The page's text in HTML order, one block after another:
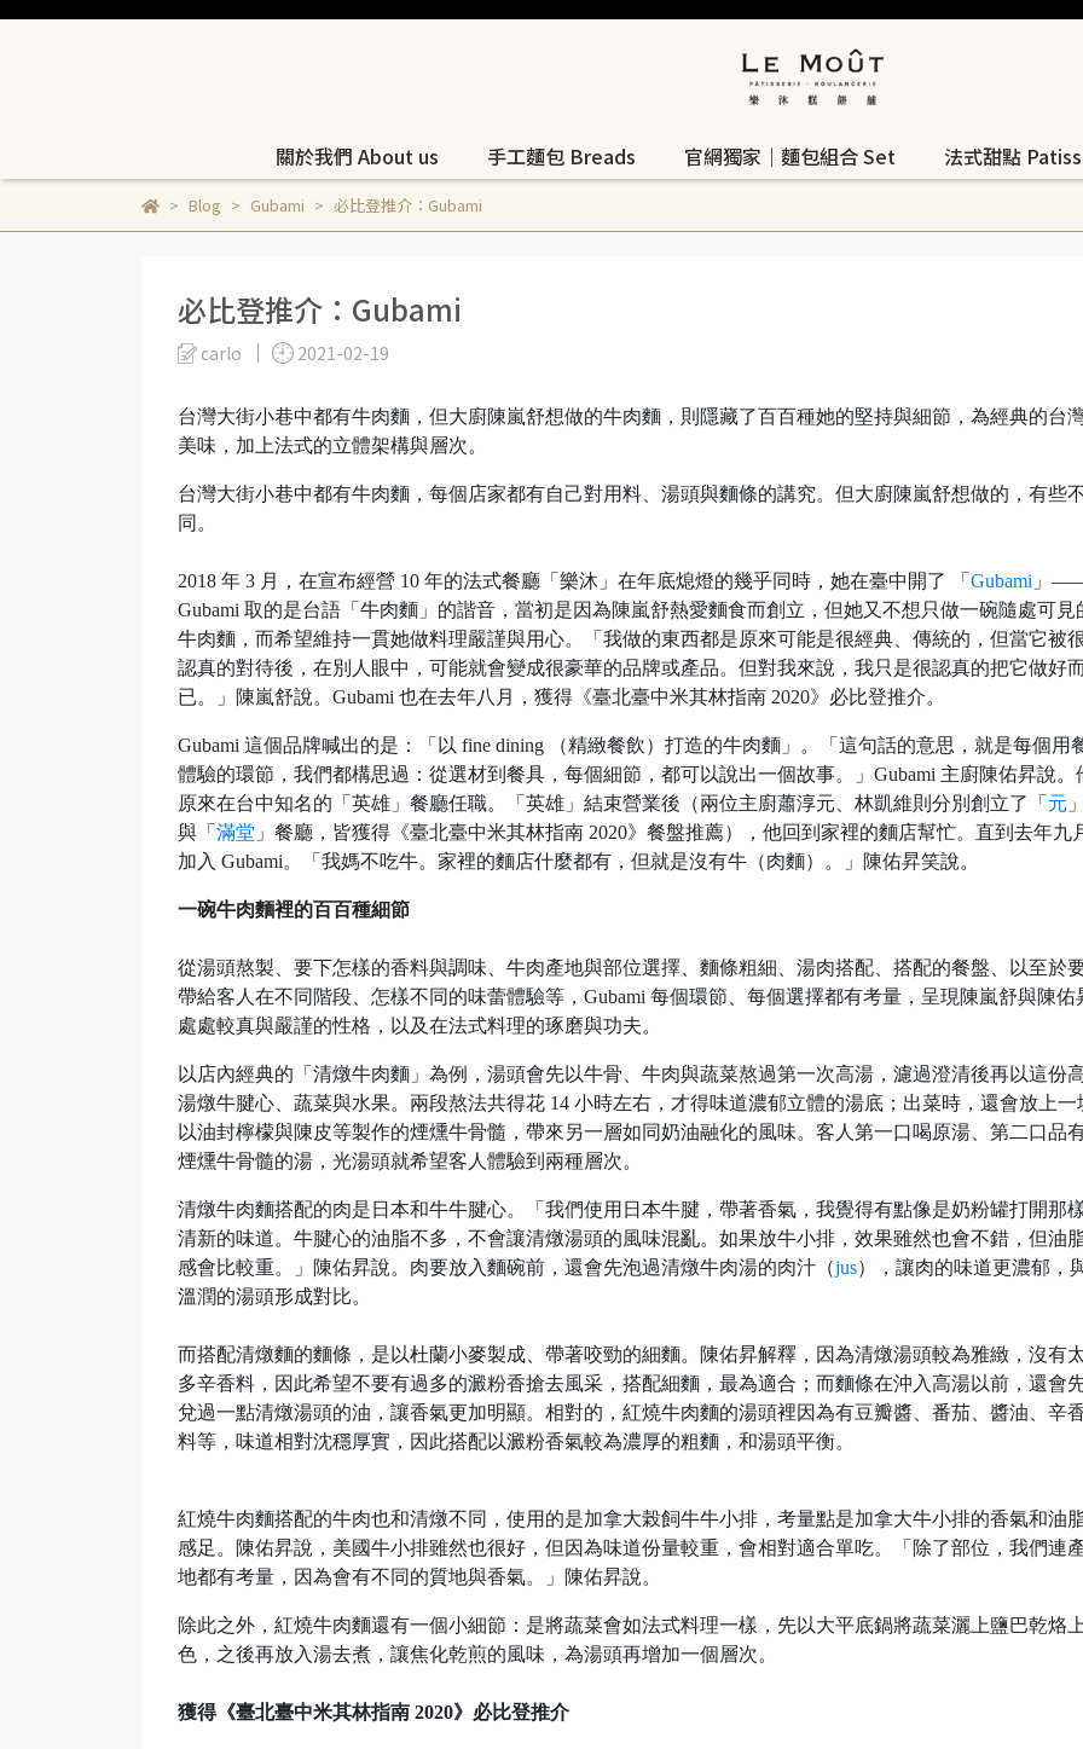
關於我們 About us 手工麵包 Breads 官網獨家｜麵包組合 Set 法式甜點
Blog Gubami 必比登推介：Gubami
必比登推介：Gubami
carlo 2021-02-19
台灣大街小巷中都有牛肉麵，但大廚陳嵐舒想做的牛肉麵，則隱藏了百百種她的堅持與細節，為經典的台
美味，加上法式的立體架構與層次。
台灣大街小巷中都有牛肉麵，每個店家都有自己對用料、湯頭與麵條的講究。但大廚陳嵐舒想做的，有些
同。
2018 年 3 月，在宣布經營 10 年的法式餐廳「樂沐」在年底熄燈的幾乎同時，她在臺中開了 「 Gubami 」
Gubami 取的是台語「牛肉麵」的諧音，當初是因為陳嵐舒熱愛麵食而創立，但她又不想只做一碗隨處可見
牛肉麵，而希望維持一貫她做料理嚴謹與用心。「我做的東西都是原來可能是很經典、傳統的，但當它被
認真的對待後，在別人眼中，可能就會變成很豪華的品牌或產品。但對我來說，我只是很認真的把它做好
已。」陳嵐舒說。Gubami 也在去年八月，獲得《臺北臺中米其林指南 2020》必比登推介。
Gubami 這個品牌喊出的是：「以 fine dining （精緻餐飲）打造的牛肉麵」。「這句話的意思，就是每個用
體驗的環節，我們都構思過：從選材到餐具，每個細節，都可以說出一個故事。」Gubami 主廚陳佑昇說。
原來在台中知名的「英雄」餐廳任職。「英雄」結束營業後（兩位主廚蕭淳元、林凱維則分別創立了「 元 」
與「 滿堂 」餐廳，皆獲得《臺北臺中米其林指南 2020》餐盤推薦），他回到家裡的麵店幫忙。直到去年九
加入 Gubami。「我媽不吃牛。家裡的麵店什麼都有，但就是沒有牛（肉麵）。」陳佑昇笑說。
一碗牛肉麵裡的百百種細節
從湯頭熬製、要下怎樣的香料與調味、牛肉產地與部位選擇、麵條粗細、湯肉搭配、搭配的餐盤、以至於
帶給客人在不同階段、怎樣不同的味蕾體驗等，Gubami 每個環節、每個選擇都有考量，呈現陳嵐舒與陳佑
處處較真與嚴謹的性格，以及在法式料理的琢磨與功夫。
以店內經典的「清燉牛肉麵」為例，湯頭會先以牛骨、牛肉與蔬菜熬過第一次高湯，濾過澄清後再以這份
湯燉牛腱心、蔬菜與水果。兩段熬法共得花 14 小時左右，才得味道濃郁立體的湯底；出菜時，還會放上一
以油封檸檬與陳皮等製作的煙燻牛骨髓，帶來另一層如同奶油融化的風味。客人第一口喝原湯、第二口品
煙燻牛骨髓的湯，光湯頭就希望客人體驗到兩種層次。
清燉牛肉麵搭配的肉是日本和牛牛腱心。「我們使用日本牛腱，帶著香氣，我覺得有點像是奶粉罐打開那
清新的味道。牛腱心的油脂不多，不會讓清燉湯頭的風味混亂。如果放牛小排，效果雖然也會不錯，但油
感會比較重。」陳佑昇說。肉要放入麵碗前，還會先泡過清燉牛肉湯的肉汁（jus），讓肉的味道更濃郁，
溫潤的湯頭形成對比。
而搭配清燉麵的麵條，是以杜蘭小麥製成、帶著咬勁的細麵。陳佑昇解釋，因為清燉湯頭較為雅緻，沒有
多辛香料，因此希望不要有過多的澱粉香搶去風采，搭配細麵，最為適合；而麵條在沖入高湯以前，還會
兌過一點清燉湯頭的油，讓香氣更加明顯。相對的，紅燒牛肉麵的湯頭裡因為有豆瓣醬、番茄、醬油、辛
料等，味道相對沈穩厚實，因此搭配以澱粉香氣較為濃厚的粗麵，和湯頭平衡。
紅燒牛肉麵搭配的牛肉也和清燉不同，使用的是加拿大榖飼牛牛小排，考量點是加拿大牛小排的香氣和油
感足。陳佑昇說，美國牛小排雖然也很好，但因為味道份量較重，會相對適合單吃。「除了部位，我們連
地都有考量，因為會有不同的質地與香氣。」陳佑昇說。
除此之外，紅燒牛肉麵還有一個小細節：是將蔬菜會如法式料理一樣，先以大平底鍋將蔬菜灑上鹽巴乾烙上
色，之後再放入湯去煮，讓焦化乾煎的風味，為湯頭再增加一個層次。
獲得《臺北臺中米其林指南 2020》必比登推介